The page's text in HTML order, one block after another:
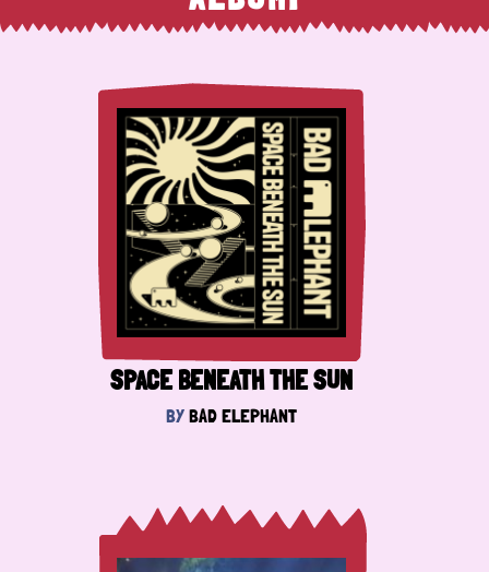
SPACE BENEATH THE SUN
BYBAD ELEPHANT